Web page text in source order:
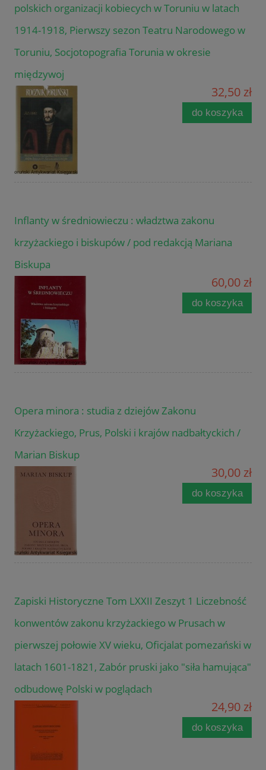
polskich organizacji kobiecych w Toruniu w latach
1914-1918, Pierwszy sezon Teatru Narodowego w
Toruniu, Socjotopografia Torunia w okresie
międzywoj
32,50 zł
do koszyka
Inflanty w średniowieczu : władztwa zakonu
krzyżackiego i biskupów / pod redakcją Mariana
Biskupa
60,00 zł
do koszyka
Opera minora : studia z dziejów Zakonu
Krzyżackiego, Prus, Polski i krajów nadbałtyckich /
Marian Biskup
30,00 zł
do koszyka
Zapiski Historyczne Tom LXXII Zeszyt 1 Liczebność
konwentów zakonu krzyżackiego w Prusach w
pierwszej połowie XV wieku, Oficjalat pomezański w
latach 1601-1821, Zabór pruski jako "siła hamująca"
odbudowę Polski w poglądach
24,90 zł
do koszyka